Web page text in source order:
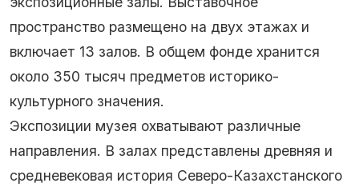
пространство размещено на двух этажах и
включает 13 залов. В общем фонде хранится
около 350 тысяч предметов историко-
культурного значения.
Экспозиции музея охватывают различные
направления. В залах представлены древняя и
средневековая история Северо-Казахстанского